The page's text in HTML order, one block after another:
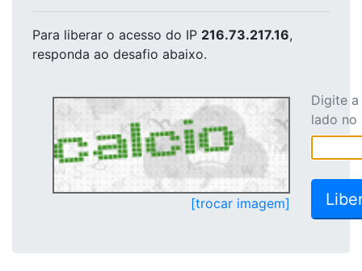
Para liberar o acesso do IP 216.73.217.16,
responda ao desafio abaixo.
[trocar imagem]
Digite
lado no